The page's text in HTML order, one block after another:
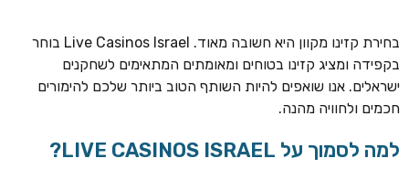
בחירת קזינו מקוון היא חשובה מאוד. Live Casinos Israel בוחר
בקפידה ומציג קזינו בטוחים ומאומתים המתאימים לשחקנים
ישראלים. אנו שואפים להיות השותף הטוב ביותר שלכם להימורים
חכמים ולחוויה מהנה.
למה לסמוך על LIVE CASINOS ISRAEL?